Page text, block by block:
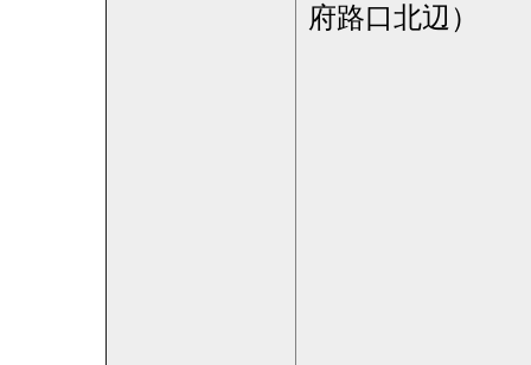
府路口北辺）